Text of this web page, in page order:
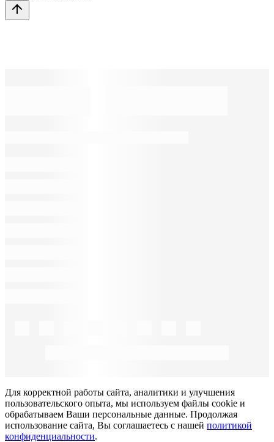
Для корректной работы сайта, аналитики и улучшения
пользовательского опыта, мы используем файлы cookie и
обрабатываем Ваши персональные данные. Продолжая
использование сайта, Вы соглашаетесь с нашей политикой
конфиденциальности.